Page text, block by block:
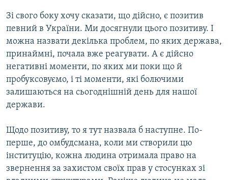
Зі свого боку хочу сказати, що дійсно, є позитив
певний в України. Ми досягнули цього позитиву. І
можна назвати декілька проблем, по яких держава,
принаймні, почала вже реагувати. А є дійсно
негативні моменти, по яких ми поки що й
пробуксовуємо, і ті моменти, які болючими
залишаються на сьогоднішній день для нашої
держави.
Щодо позитиву, то я тут назвала б наступне. По-
перше, до омбудсмана, коли ми створили цю
інституцію, кожна людина отримала право на
звернення за захистом своїх прав у стосунках зі